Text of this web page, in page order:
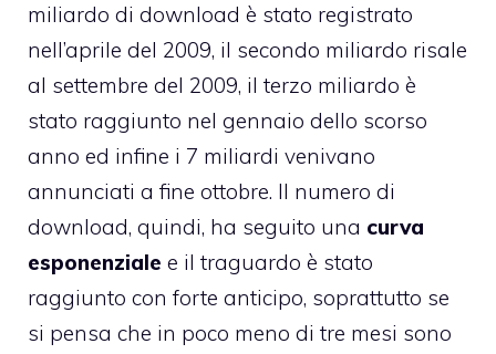
miliardo di download è stato registrato
nell’aprile del 2009, il secondo miliardo risale
al settembre del 2009, il terzo miliardo è
stato raggiunto nel gennaio dello scorso
anno ed infine i 7 miliardi venivano
annunciati a fine ottobre. Il numero di
download, quindi, ha seguito una curva
esponenziale e il traguardo è stato
raggiunto con forte anticipo, soprattutto se
si pensa che in poco meno di tre mesi sono